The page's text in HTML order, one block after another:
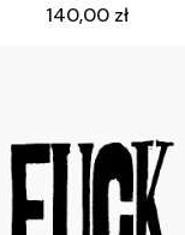
Cena
140,00 zł